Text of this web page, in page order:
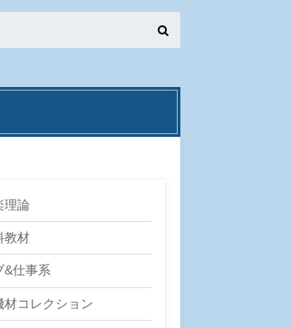
理論
教材
&仕事系
コレクション